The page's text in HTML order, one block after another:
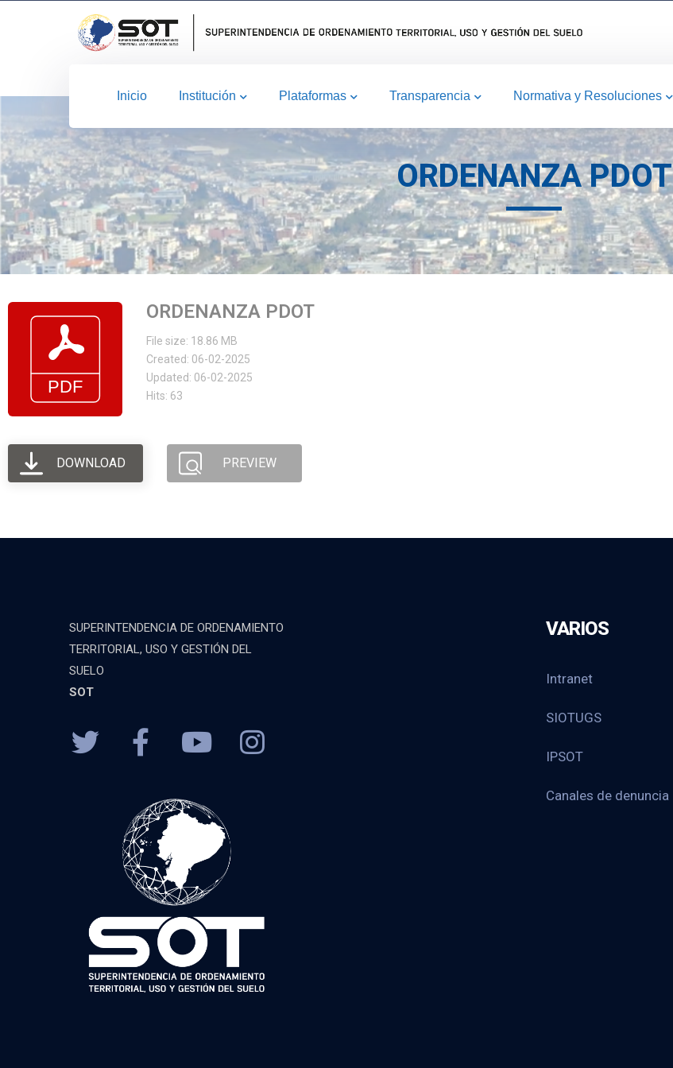
Inicio Institución Plataformas Transparencia Normativa y Resoluciones
ORDENANZA PDOT
ORDENANZA PDOT
File size: 18.86 MB
Created: 06-02-2025
Updated: 06-02-2025
Hits: 63
DOWNLOAD PREVIEW
SUPERINTENDENCIA DE ORDENAMIENTO
TERRITORIAL, USO Y GESTIÓN DEL
SUELO
SOT
VARIOS
Intranet
SIOTUGS
IPSOT
Canales de denuncia